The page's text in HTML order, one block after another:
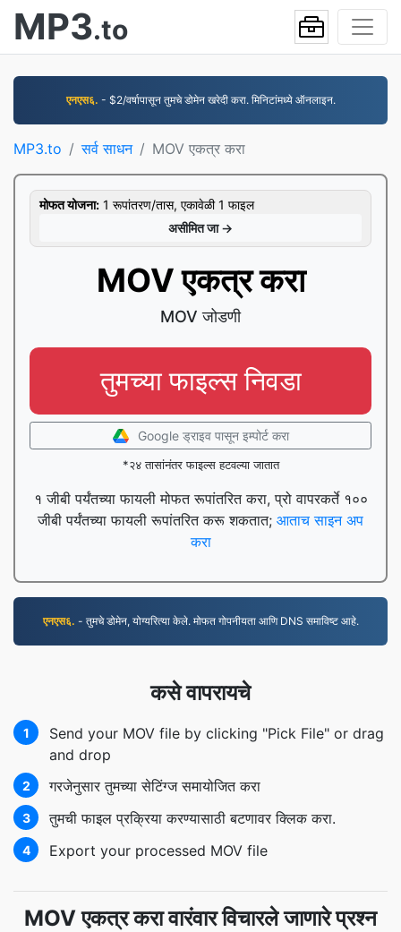
MP3.to
एनएस६. - $2/वर्षापासून तुमचे डोमेन खरेदी करा. मिनिटांमध्ये ऑनलाइन.
MP3.to सर्व साधन MOV एकत्र करा
मोफत योजना: 1 रूपांतरण/तास, एकावेळी 1 फाइल
असीमित जा →
MOV एकत्र करा
MOV जोडणी
तुमच्या फाइल्स निवडा
Google ड्राइव पासून इम्पोर्ट करा
*२४ तासांनंतर फाइल्स हटवल्या जातात
१ जीबी पर्यंतच्या फायली मोफत रूपांतरित करा, प्रो वापरकर्ते १००
जीबी पर्यंतच्या फायली रूपांतरित करू शकतात; आताच साइन अप
करा
एनएस६. - तुमचे डोमेन, योग्यरित्या केले. मोफत गोपनीयता आणि DNS समाविष्ट आहे.
कसे वापरायचे
1
Send your MOV file by clicking "Pick File" or drag
and drop
2 गरजेनुसार तुमच्या सेटिंग्ज समायोजित करा
3 तुमची फाइल प्रक्रिया करण्यासाठी बटणावर क्लिक करा.
4 Export your processed MOV file
MOV एकत्र करा वारंवार विचारले जाणारे प्रश्न